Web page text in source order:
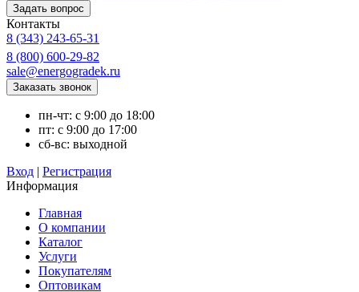
Контакты
8 (343) 243-65-31
8 (800) 600-29-82
sale@energogradek.ru
пн-чт: с 9:00 до 18:00
пт: с 9:00 до 17:00
сб-вс: выходной
Вход | Регистрация
Информация
Главная
О компании
Каталог
Услуги
Покупателям
Оптовикам